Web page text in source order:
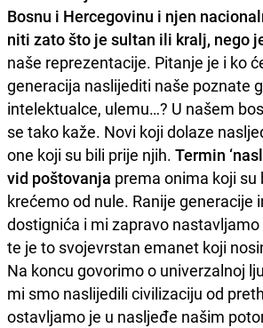
Bosnu i Hercegovinu i njen
niti zato što je sultan ili kralj, nego
naše reprezentacije. Pitanje je i ko
generacija naslijediti naše poznate
intelektualce, ulemu…? U našem
se tako kaže. Novi koji dolaze
one koji su bili prije njih. Termin
vid poštovanja prema onima koji su
krećemo od nule. Ranije generacije
dostignića i mi zapravo
te je to svojevrstan emanet koji
Na koncu govorimo o univerzalnoj
mi smo naslijedili civilizaciju od
ostavljamo je u nasljeđe našim